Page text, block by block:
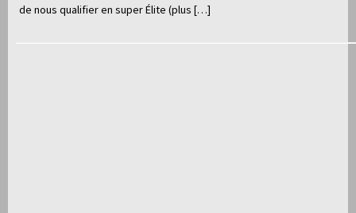
de nous qualifier en super Élite (plus […]